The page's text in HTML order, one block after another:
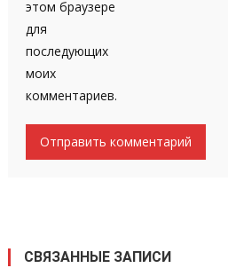
этом браузере
для
последующих
моих
комментариев.
СВЯЗАННЫЕ ЗАПИСИ